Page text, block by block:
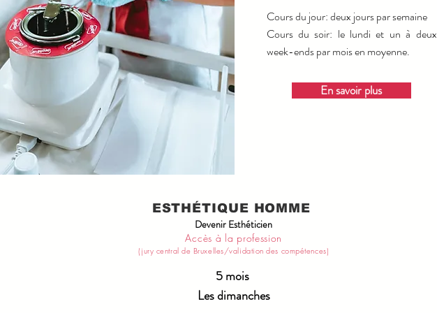
Cours du jour: deux jours par semaine
Cours du soir: le lundi et un à deux
week-ends par mois en moyenne.
En savoir plus
ESTHÉTIQUE HOMME
Devenir Esthéticien
Accès à la profession
(jury central de Bruxelles/validation des compétences)
5 mois
Les dimanches